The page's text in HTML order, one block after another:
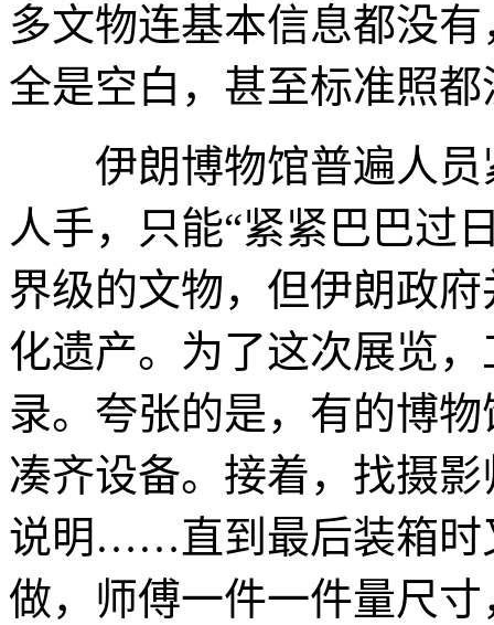
多文物连基本信息都没
全是空白，甚至标准照都
伊朗博物馆普遍人员
人手，只能“紧紧巴巴过
界级的文物，但伊朗政
化遗产。为了这次展览
录。夸张的是，有的博
凑齐设备。接着，找摄
说明……直到最后装箱时
做，师傅一件一件量尺